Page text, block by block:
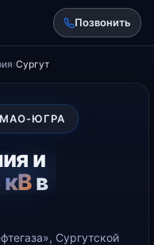
Позвонить
›Сургут
ЮГРА
и
кВв
Сургутской